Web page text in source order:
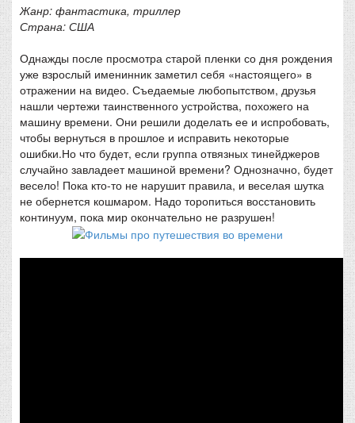
Жанр: фантастика, триллер
Страна: США
Однажды после просмотра старой пленки со дня рождения
уже взрослый именинник заметил себя «настоящего» в
отражении на видео. Съедаемые любопытством, друзья
нашли чертежи таинственного устройства, похожего на
машину времени. Они решили доделать ее и испробовать,
чтобы вернуться в прошлое и исправить некоторые
ошибки.Но что будет, если группа отвязных тинейджеров
случайно завладеет машиной времени? Однозначно, будет
весело! Пока кто-то не нарушит правила, и веселая шутка
не обернется кошмаром. Надо торопиться восстановить
континуум, пока мир окончательно не разрушен!